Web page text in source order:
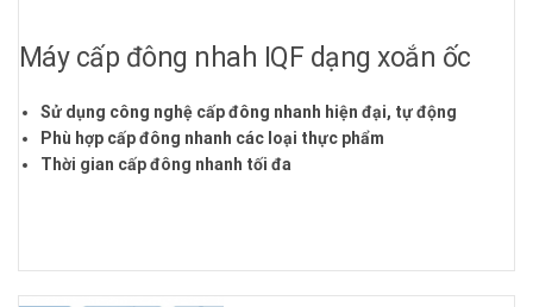
Máy cấp đông nhah IQF dạng xoắn ốc
Sử dụng công nghệ cấp đông nhanh hiện đại, tự động
Phù hợp cấp đông nhanh các loại thực phẩm
Thời gian cấp đông nhanh tối đa